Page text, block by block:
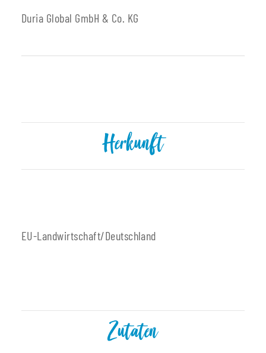
Duria Global GmbH & Co. KG
Herkunft
EU-Landwirtschaft/Deutschland
Zutaten